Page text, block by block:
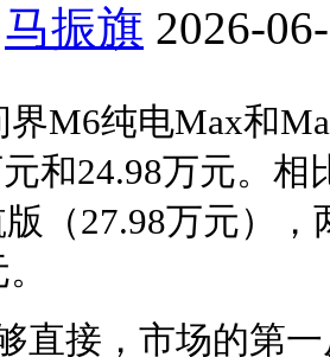
马振旗 2026-
界M6纯电Max和
和24.98万元。相
（27.98万元）
直接，市场的第